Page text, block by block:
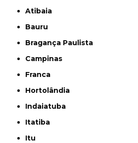
Atibaia
Bauru
Bragança Paulista
Campinas
Franca
Hortolândia
Indaiatuba
Itatiba
Itu